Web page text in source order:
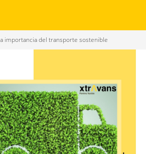
importancia del transporte sostenible